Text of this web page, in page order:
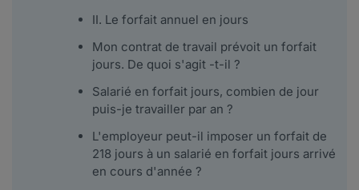
II. Le forfait annuel en jours
Mon contrat de travail prévoit un forfait
jours. De quoi s'agit -t-il ?
Salarié en forfait jours, combien de jour
puis-je travailler par an ?
L'employeur peut-il imposer un forfait de
218 jours à un salarié en forfait jours arrivé
en cours d'année ?